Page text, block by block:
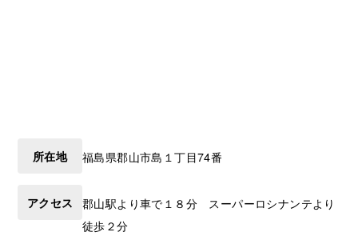
所在地 福島県郡山市島１丁目74番
アクセス
郡山駅より車で１８分 スーパーロシナンテより
徒歩２分